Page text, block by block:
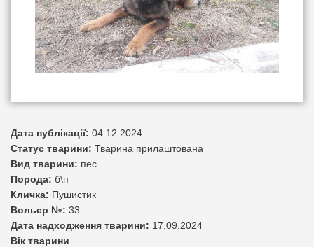
Дата публікації: 04.12.2024
Статус тварини: Тварина прилаштована
Вид тварини: пес
Порода: б\п
Кличка: Пушистик
Вольєр №: 33
Дата надходження тварини: 17.09.2024
Вік тварини